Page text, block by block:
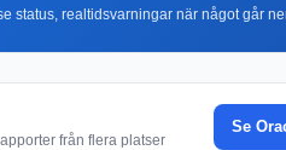
status, realtidsvarningar när något går
från flera platser
Se